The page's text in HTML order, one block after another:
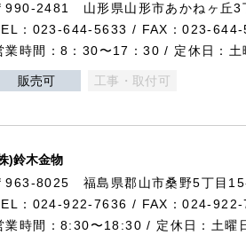
990-2481 山形県山形市あかねヶ丘3
：023-644-5633 / FAX：023-
業時間：8：30〜17：30 / 定休日：土
販売可 工事・取付可
)鈴木金物
963-8025 福島県郡山市桑野5丁目
：024-922-7636 / FAX：024-922-
業時間：8:30〜18:30 / 定休日：土曜